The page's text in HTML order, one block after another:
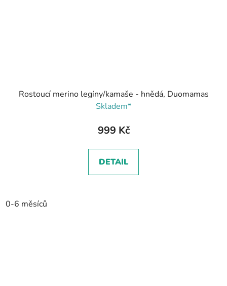
Rostoucí merino legíny/kamaše - hnědá, Duomamas
Skladem*
999 Kč
DETAIL
0-6 měsíců